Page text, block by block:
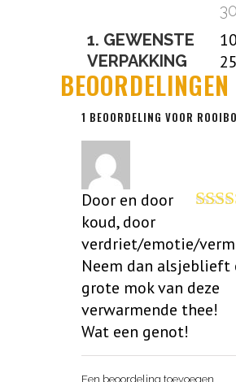
1. GEWENSTE
VERPAKKING
1 BEOORDELING VOOR
5uit
Door en door
koud, door
verdriet/emotie/
Neem dan alsjeblieft
grote mok van deze
verwarmende thee!
Wat een genot!
Een beoordeling toevoegen